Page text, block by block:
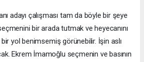
adayı çalışması tam da böyle bir şeye
bir arada tutmak ve heyecanını
yol benimsemiş görünebilir. İşin aslı
Ekrem İmamoğlu seçmenin ve basının